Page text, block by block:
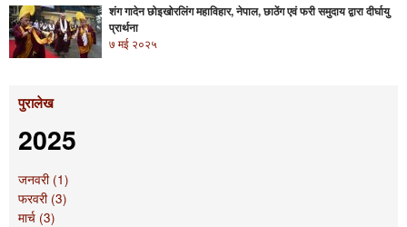
शंग गादेन छोइखोरलिंग महाविहार, नेपाल, छाठेंग एवं फरी समुदाय द्वारा दीर्घायु
प्रार्थना
७ मई २०२५
पुरालेख
2025
जनवरी (1)
फरवरी (3)
मार्च (3)